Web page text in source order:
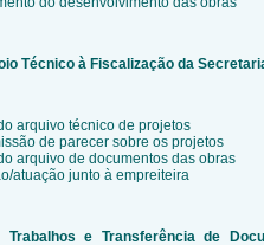
Técnico à Fiscalização da
arquivo técnico de projetos
de parecer sobre os projetos
arquivo de documentos das obras
atuação junto à empreiteira
Trabalhos e Transferência de